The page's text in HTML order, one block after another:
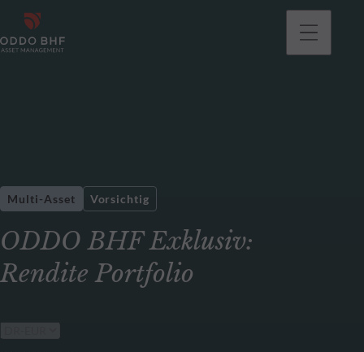
ODDO BHF Exklusiv:
Rendite Portfolio
Multi-Asset Vorsichtig